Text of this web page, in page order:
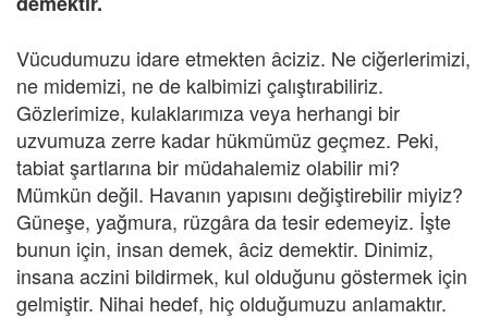
Vücudumuzu idare etmekten âciziz. Ne ciğerlerimizi,
ne midemizi, ne de kalbimizi çalıştırabiliriz.
Gözlerimize, kulaklarımıza veya herhangi bir
uzvumuza zerre kadar hükmümüz geçmez. Peki,
tabiat şartlarına bir müdahalemiz olabilir mi?
Mümkün değil. Havanın yapısını değiştirebilir miyiz?
Güneşe, yağmura, rüzgâra da tesir edemeyiz. İşte
bunun için, insan demek, âciz demektir. Dinimiz,
insana aczini bildirmek, kul olduğunu göstermek için
gelmiştir. Nihai hedef, hiç olduğumuzu anlamaktır.